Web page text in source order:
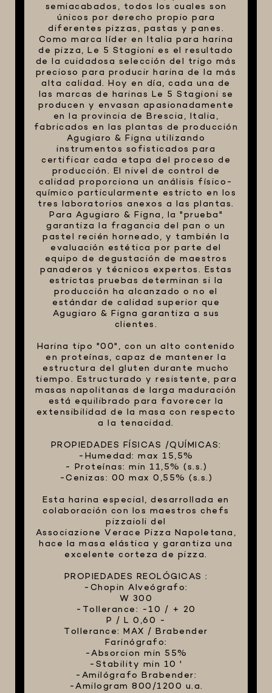
FIVE STAR U.S.A
HORNOS PORTÁTILES PIZZA
NAPOLETANA
MASA MADRE
HARINAS ITALIANAS
HARINAS ARGENTINAS
CAFETERAS Y AFINES
PARRILLA
MERCHANDISING
semiacabados, todos los cuales son
únicos por derecho propio para
diferentes pizzas, pastas y panes.
Como marca líder en Italia para harina
de pizza, Le 5 Stagioni es el resultado
de la cuidadosa selección del trigo más
precioso para producir harina de la más
alta calidad. Hoy en día, cada una de
las marcas de harinas Le 5 Stagioni se
producen y envasan apasionadamente
en la provincia de Brescia, Italia,
fabricados en las plantas de producción
Agugiaro & Figna utilizando
instrumentos sofisticados para
certificar cada etapa del proceso de
producción. El nivel de control de
calidad proporciona un análisis físico-
químico particularmente estricto en los
tres laboratorios anexos a las plantas.
Para Agugiaro & Figna, la "prueba"
garantiza la fragancia del pan o un
pastel recién horneado, y también la
evaluación estética por parte del
equipo de degustación de maestros
panaderos y técnicos expertos. Estas
estrictas pruebas determinan si la
producción ha alcanzado o no el
estándar de calidad superior que
Agugiaro & Figna garantiza a sus
clientes.
Harina tipo "00", con un alto contenido
en proteínas, capaz de mantener la
estructura del gluten durante mucho
tiempo. Estructurado y resistente, para
masas napolitanas de larga maduración
está equilibrado para favorecer la
extensibilidad de la masa con respecto
a la tenacidad.
PROPIEDADES FÍSICAS /QUÍMICAS:
-Humedad: max 15,5%
- Proteínas: min 11,5% (s.s.)
-Cenizas: 00 max 0,55% (s.s.)
Esta harina especial, desarrollada en
colaboración con los maestros chefs
pizzaioli del
Associazione Verace Pizza Napoletana,
hace la masa elástica y garantiza una
excelente corteza de pizza.
PROPIEDADES REOLÓGICAS :
-Chopin Alveógrafo:
W 300
-Tollerance: -10 / + 20
P / L 0,60 -
Tollerance: MAX / Brabender
Farinógrafo:
-Absorcion min 55%
-Stability min 10 '
-Amilógrafo Brabender:
-Amilogram 800/1200 u.a.